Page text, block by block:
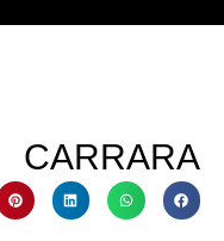
CARRARA